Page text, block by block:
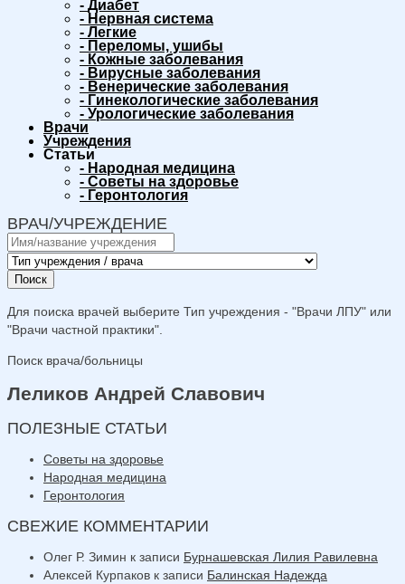
- Диабет
- Нервная система
- Легкие
- Переломы, ушибы
- Кожные заболевания
- Вирусные заболевания
- Венерические заболевания
- Гинекологические заболевания
- Урологические заболевания
Врачи
Учреждения
Статьи
- Народная медицина
- Советы на здоровье
- Геронтология
ВРАЧ/УЧРЕЖДЕНИЕ
Поиск
Для поиска врачей выберите Тип учреждения - "Врачи ЛПУ" или
"Врачи частной практики".
Поиск врача/больницы
Леликов Андрей Славович
ПОЛЕЗНЫЕ СТАТЬИ
Советы на здоровье
Народная медицина
Геронтология
СВЕЖИЕ КОММЕНТАРИИ
Олег Р. Зимин к записи Бурнашевская Лилия Равилевна
Алексей Курпаков к записи Балинская Надежда